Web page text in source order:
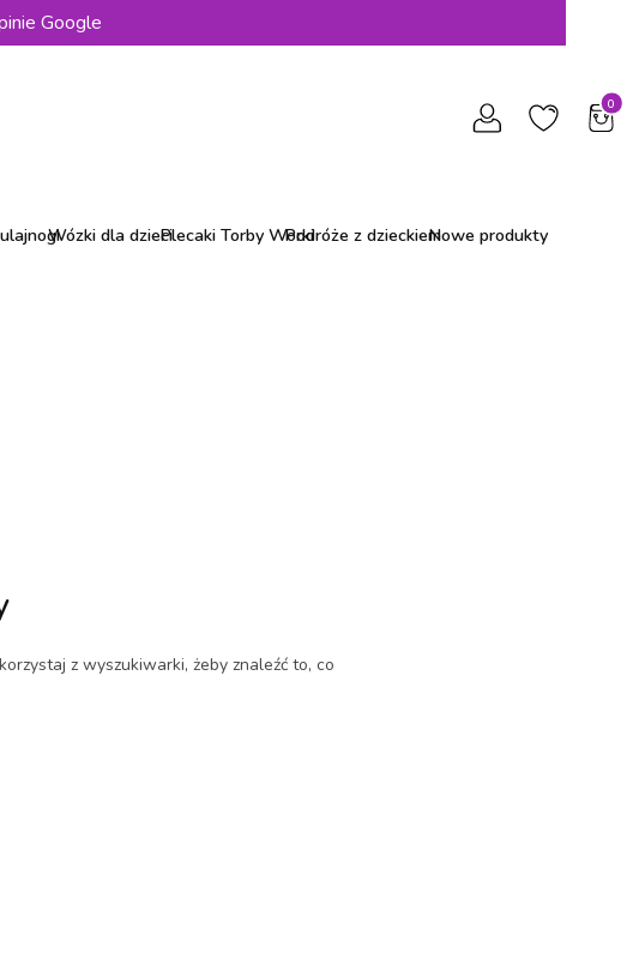
Google
Wózki dla dzieciPlecaki Torby WorkiPodróże z dzieckiemNowe produkty
z wyszukiwarki, żeby znaleźć to, co